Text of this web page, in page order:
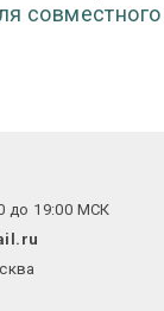
до 19:00 МСК